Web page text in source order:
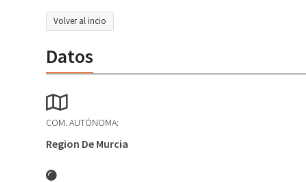
Volver al incio
Datos
COM. AUTÓNOMA:
Region De Murcia